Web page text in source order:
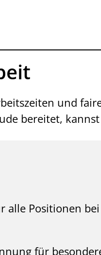
und
bereitet,
alle Positionen bei
für